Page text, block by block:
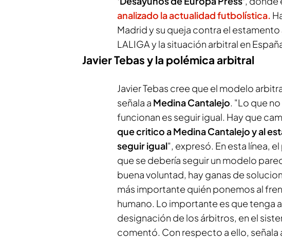
analizado la actualidad futbolística.
Madrid y su queja contra el
LALIGA y la situación arbitral en
Javier Tebas y la polémica arbitral
Javier Tebas cree que el modelo
señala a Medina Cantalejo. "Lo que
funcionan es seguir igual. Hay que
que critico a Medina Cantalejo y al
seguir igual", expresó. En esta línea,
que se debería seguir un modelo
buena voluntad, hay ganas de
más importante quién ponemos al
humano. Lo importante es que tenga
designación de los árbitros, en el
comentó. Con respecto a ello, señala